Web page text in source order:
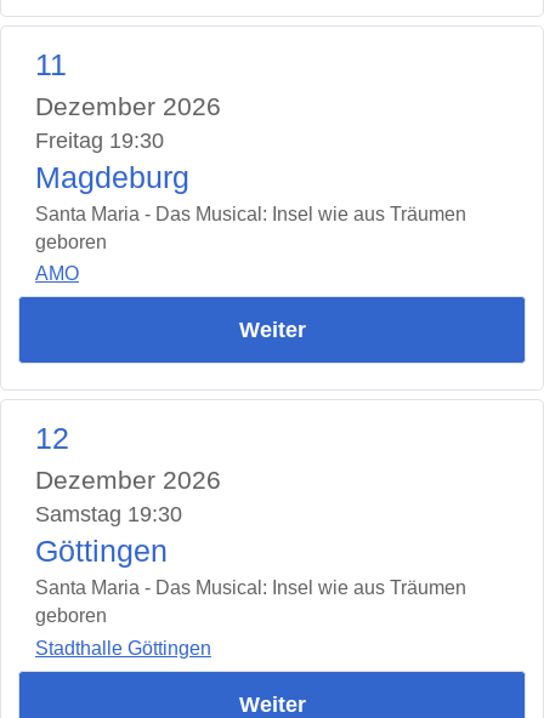
11
Dezember 2026
Freitag 19:30
Magdeburg
Santa Maria - Das Musical: Insel wie aus Träumen
geboren
AMO
Weiter
12
Dezember 2026
Samstag 19:30
Göttingen
Santa Maria - Das Musical: Insel wie aus Träumen
geboren
Stadthalle Göttingen
Weiter